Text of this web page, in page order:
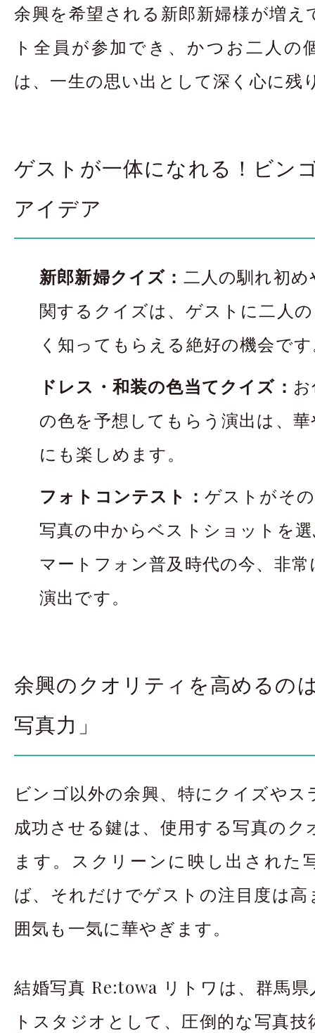
余興を希望される新郎新婦様が増え
ト全員が参加でき、かつお二人の
は、一生の思い出として深く心に残
ゲストが一体になれる！ビン
アイデア
新郎新婦クイズ： 二人の馴れ初
関するクイズは、ゲストに二人
く知ってもらえる絶好の機会で
ドレス・和装の色当てクイズ：
の色を予想してもらう演出は、
にも楽しめます。
フォトコンテスト： ゲストがそ
写真の中からベストショットを
マートフォン普及時代の今、非
演出です。
余興のクオリティを高めるの
写真力」
ビンゴ以外の余興、特にクイズや
成功させる鍵は、使用する写真のク
ます。スクリーンに映し出された
ば、それだけでゲストの注目度は高
囲気も一気に華やぎます。
結婚写真 Re:towa リトワは、群馬県
トスタジオとして、圧倒的な写真